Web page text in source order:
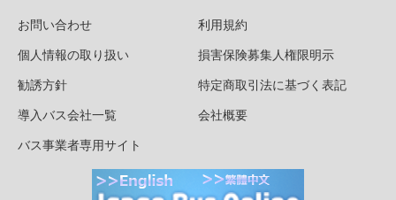
お問い合わせ
利用規約
個人情報の取り扱い
損害保険募集人権限明示
勧誘方針
特定商取引法に基づく表記
導入バス会社一覧
会社概要
バス事業者専用サイト